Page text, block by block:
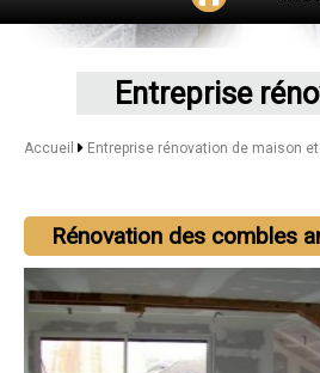
Entreprise
Accueil Entreprise rénovation de maison
Rénovation des combles